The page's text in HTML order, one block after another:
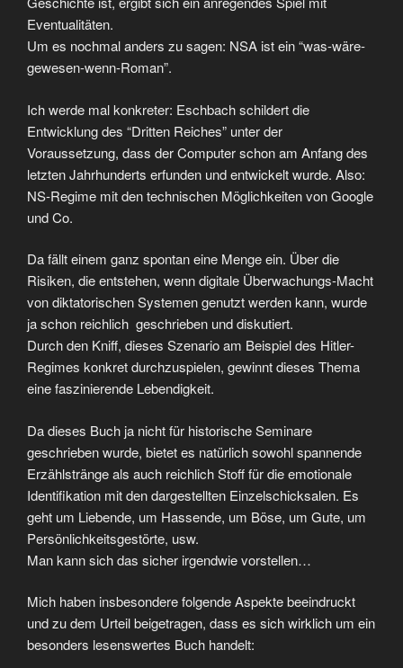
Eventualitäten.
Um es nochmal anders zu sagen: NSA ist ein “was-wäre-
gewesen-wenn-Roman”.
Ich werde mal konkreter: Eschbach schildert die
Entwicklung des “Dritten Reiches” unter der
Voraussetzung, dass der Computer schon am Anfang des
letzten Jahrhunderts erfunden und entwickelt wurde. Also:
NS-Regime mit den technischen Möglichkeiten von Google
und Co.
Da fällt einem ganz spontan eine Menge ein. Über die
Risiken, die entstehen, wenn digitale Überwachungs-Macht
von diktatorischen Systemen genutzt werden kann, wurde
ja schon reichlich geschrieben und diskutiert.
Durch den Kniff, dieses Szenario am Beispiel des Hitler-
Regimes konkret durchzuspielen, gewinnt dieses Thema
eine faszinierende Lebendigkeit.
Da dieses Buch ja nicht für historische Seminare
geschrieben wurde, bietet es natürlich sowohl spannende
Erzählstränge als auch reichlich Stoff für die emotionale
Identifikation mit den dargestellten Einzelschicksalen. Es
geht um Liebende, um Hassende, um Böse, um Gute, um
Persönlichkeitsgestörte, usw.
Man kann sich das sicher irgendwie vorstellen…
Mich haben insbesondere folgende Aspekte beeindruckt
und zu dem Urteil beigetragen, dass es sich wirklich um ein
besonders lesenswertes Buch handelt: